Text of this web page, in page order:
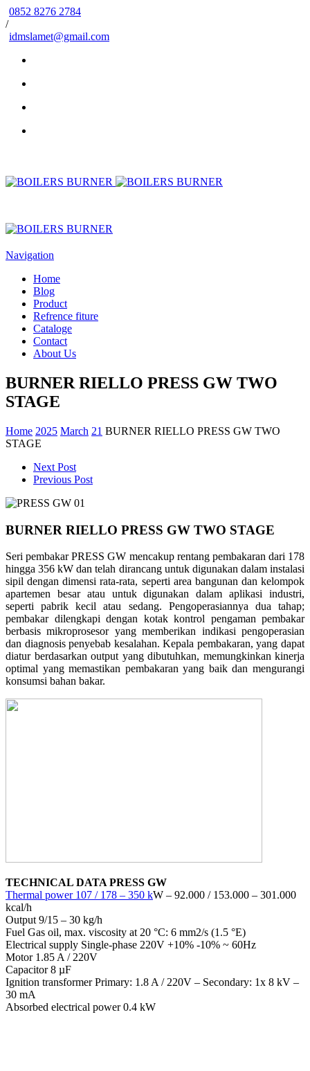
0852 8276 2784
/
idmslamet@gmail.com
Navigation
Home
Blog
Product
Refrence fiture
Cataloge
Contact
About Us
BURNER RIELLO PRESS GW TWO
STAGE
Home 2025 March 21 BURNER RIELLO PRESS GW TWO
STAGE
Next Post
Previous Post
BURNER RIELLO PRESS GW TWO STAGE
Seri pembakar PRESS GW mencakup rentang pembakaran dari 178
hingga 356 kW dan telah dirancang untuk digunakan dalam instalasi
sipil dengan dimensi rata-rata, seperti area bangunan dan kelompok
apartemen besar atau untuk digunakan dalam aplikasi industri,
seperti pabrik kecil atau sedang. Pengoperasiannya dua tahap;
pembakar dilengkapi dengan kotak kontrol pengaman pembakar
berbasis mikroprosesor yang memberikan indikasi pengoperasian
dan diagnosis penyebab kesalahan. Kepala pembakaran, yang dapat
diatur berdasarkan output yang dibutuhkan, memungkinkan kinerja
optimal yang memastikan pembakaran yang baik dan mengurangi
konsumsi bahan bakar.
TECHNICAL DATA PRESS GW
Thermal power 107 / 178 – 350 kW – 92.000 / 153.000 – 301.000
kcal/h
Output 9/15 – 30 kg/h
Fuel Gas oil, max. viscosity at 20 °C: 6 mm2/s (1.5 °E)
Electrical supply Single-phase 220V +10% -10% ~ 60Hz
Motor 1.85 A / 220V
Capacitor 8 µF
Ignition transformer Primary: 1.8 A / 220V – Secondary: 1x 8 kV –
30 mA
Absorbed electrical power 0.4 kW